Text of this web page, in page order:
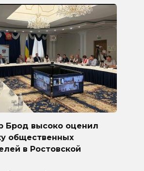
Брод высоко оценил
общественных
в Ростовской